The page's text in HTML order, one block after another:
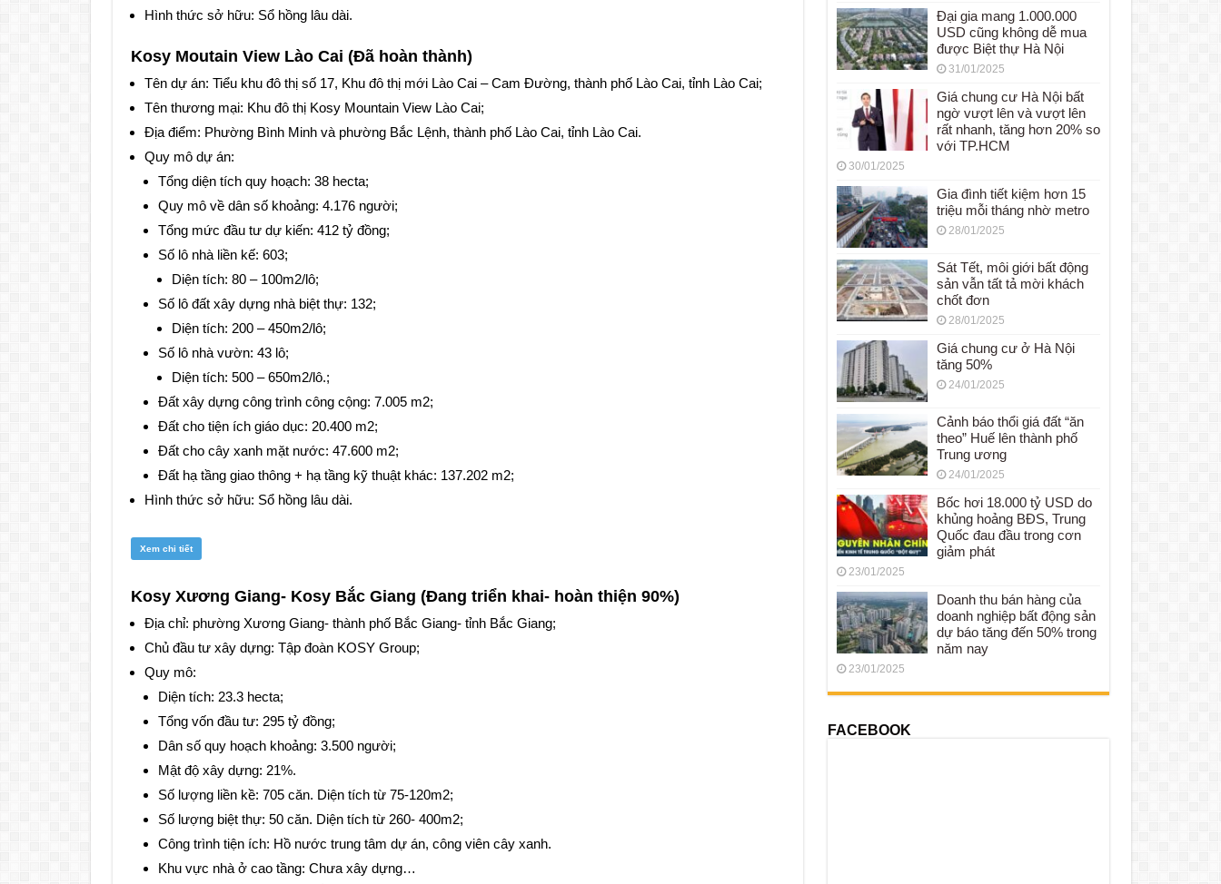
Hình thức sở hữu: Sổ hồng lâu dài.
Kosy Moutain View Lào Cai (Đã hoàn thành)
Tên dự án: Tiểu khu đô thị số 17, Khu đô thị mới Lào Cai – Cam Đường, thành phố Lào Cai, tỉnh Lào Cai;
Tên thương mại: Khu đô thị Kosy Mountain View Lào Cai;
Địa điểm: Phường Bình Minh và phường Bắc Lệnh, thành phố Lào Cai, tỉnh Lào Cai.
Quy mô dự án:
Tổng diện tích quy hoạch: 38 hecta;
Quy mô về dân số khoảng: 4.176 người;
Tổng mức đầu tư dự kiến: 412 tỷ đồng;
Số lô nhà liền kế: 603;
Diện tích: 80 – 100m2/lô;
Số lô đất xây dựng nhà biệt thự: 132;
Diện tích: 200 – 450m2/lô;
Số lô nhà vườn: 43 lô;
Diện tích: 500 – 650m2/lô.;
Đất xây dựng công trình công cộng: 7.005 m2;
Đất cho tiện ích giáo dục: 20.400 m2;
Đất cho cây xanh mặt nước: 47.600 m2;
Đất hạ tầng giao thông + hạ tầng kỹ thuật khác: 137.202 m2;
Hình thức sở hữu: Sổ hồng lâu dài.
Xem chi tiết
Kosy Xương Giang- Kosy Bắc Giang (Đang triển khai- hoàn thiện 90%)
Địa chỉ: phường Xương Giang- thành phố Bắc Giang- tỉnh Bắc Giang;
Chủ đầu tư xây dựng: Tập đoàn KOSY Group;
Quy mô:
Diện tích: 23.3 hecta;
Tổng vốn đầu tư: 295 tỷ đồng;
Dân số quy hoạch khoảng: 3.500 người;
Mật độ xây dựng: 21%.
Số lượng liền kề: 705 căn. Diện tích từ 75-120m2;
Số lượng biệt thự: 50 căn. Diện tích từ 260- 400m2;
Công trình tiện ích: Hồ nước trung tâm dự án, công viên cây xanh.
Khu vực nhà ở cao tầng: Chưa xây dựng…
Đại gia mang 1.000.000
USD cũng không dễ mua
được Biệt thự Hà Nội
31/01/2025
Giá chung cư Hà Nội bất
ngờ vượt lên và vượt lên
rất nhanh, tăng hơn 20% so
với TP.HCM
30/01/2025
Gia đình tiết kiệm hơn 15
triệu mỗi tháng nhờ metro
28/01/2025
Sát Tết, môi giới bất động
sản vẫn tất tả mời khách
chốt đơn
28/01/2025
Giá chung cư ở Hà Nội
tăng 50%
24/01/2025
Cảnh báo thổi giá đất “ăn
theo” Huế lên thành phố
Trung ương
24/01/2025
Bốc hơi 18.000 tỷ USD do
khủng hoảng BĐS, Trung
Quốc đau đầu trong cơn
giảm phát
23/01/2025
Doanh thu bán hàng của
doanh nghiệp bất động sản
dự báo tăng đến 50% trong
năm nay
23/01/2025
FACEBOOK